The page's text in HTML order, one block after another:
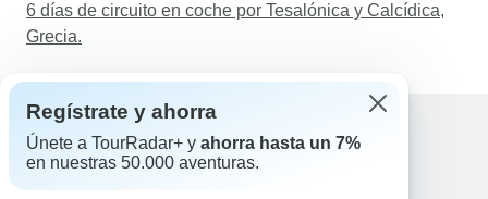
6 días de circuito en coche por Tesalónica y Calcídica,
Grecia.
Ayuda
Regístrate y ahorra
Únete a TourRadar+ y ahorra hasta un 7%
en nuestras 50.000 aventuras.